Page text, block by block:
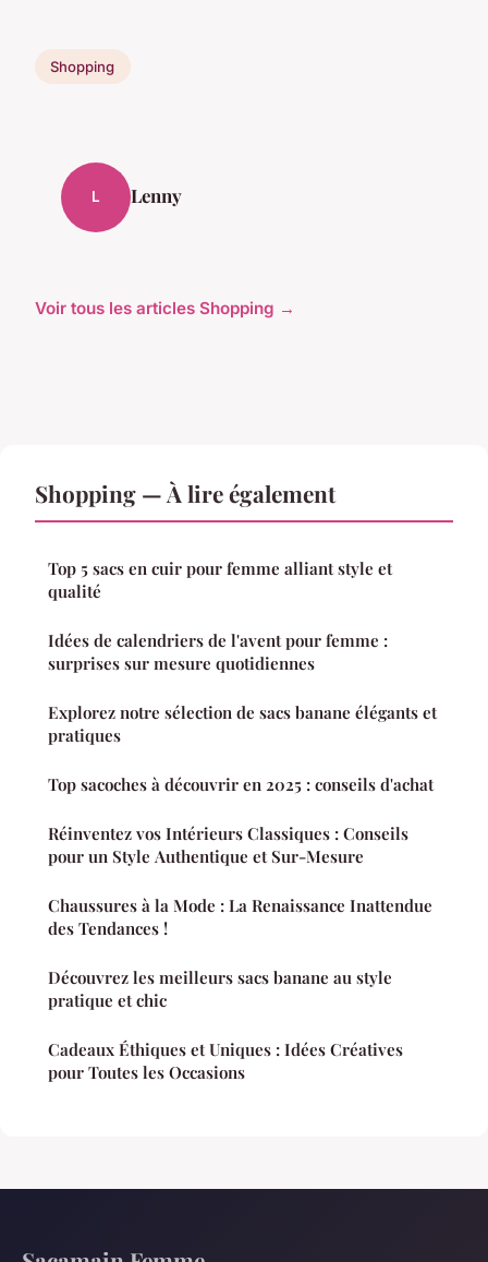
Shopping
L Lenny
Voir tous les articles Shopping →
Shopping — À lire également
Top 5 sacs en cuir pour femme alliant style et
qualité
Idées de calendriers de l'avent pour femme :
surprises sur mesure quotidiennes
Explorez notre sélection de sacs banane élégants et
pratiques
Top sacoches à découvrir en 2025 : conseils d'achat
Réinventez vos Intérieurs Classiques : Conseils
pour un Style Authentique et Sur-Mesure
Chaussures à la Mode : La Renaissance Inattendue
des Tendances !
Découvrez les meilleurs sacs banane au style
pratique et chic
Cadeaux Éthiques et Uniques : Idées Créatives
pour Toutes les Occasions